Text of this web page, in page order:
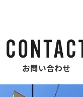
お問い合わせ